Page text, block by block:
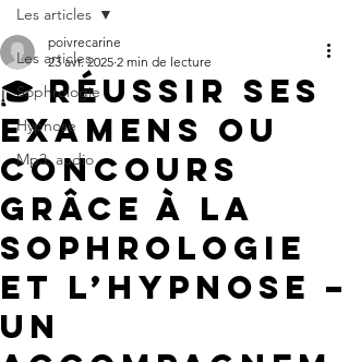
Les articles
Sophrologie
Hypnose
Mp3, audio
Les articles
🎓 Réussir ses
examens ou
concours
grâce à la
sophrologie
et l’hypnose –
Un
poivrecarine
23 avr. 2025 2 min de lecture